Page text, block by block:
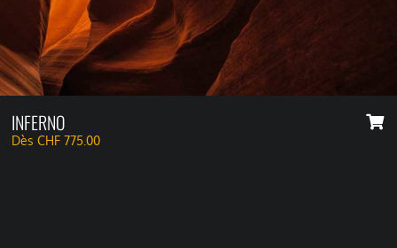
INFERNO
DèsCHF 775.00